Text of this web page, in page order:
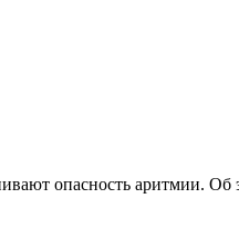
опасность аритмии.